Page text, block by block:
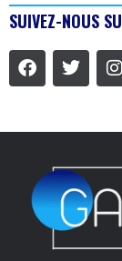
SUIVEZ-NOUS